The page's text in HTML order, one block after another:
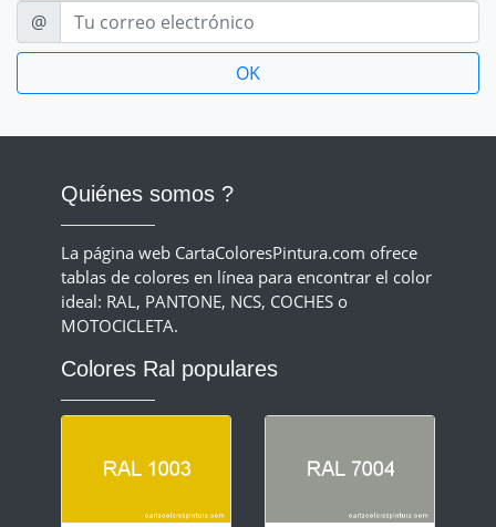
E-mail
@
Quiénes somos ?
La página web CartaColoresPintura.com ofrece
tablas de colores en línea para encontrar el color
ideal: RAL, PANTONE, NCS, COCHES o
MOTOCICLETA.
Colores Ral populares